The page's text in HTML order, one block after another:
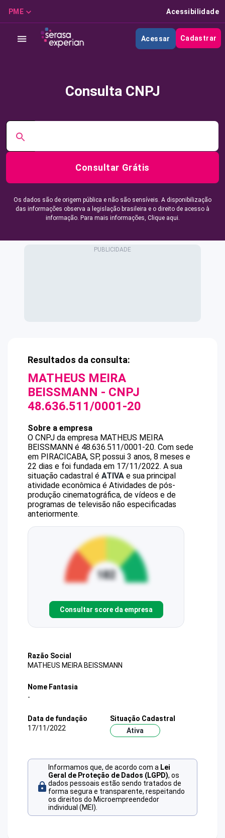
PME Acessibilidade
Acessar Cadastrar
Consulta CNPJ
Consultar Grátis
Os dados são de origem pública e não são sensíveis. A disponibilização
das informações observa a legislação brasileira e o direito de acesso à
informação. Para mais informações, Clique aqui.
Resultados da consulta:
MATHEUS MEIRA
BEISSMANN - CNPJ
48.636.511/0001-20
Sobre a empresa
O CNPJ da empresa MATHEUS MEIRA
BEISSMANN é 48.636.511/0001-20. Com sede
em PIRACICABA, SP, possui 3 anos, 8 meses e
22 dias e foi fundada em 17/11/2022. A sua
situação cadastral é ATIVA e sua principal
atividade econômica é Atividades de pós-
produção cinematográfica, de vídeos e de
programas de televisão não especificadas
anteriormente.
Consultar score da empresa
Razão Social
MATHEUS MEIRA BEISSMANN
Nome Fantasia
-
Data de fundação
17/11/2022
Situação Cadastral
Ativa
Informamos que, de acordo com a Lei
Geral de Proteção de Dados (LGPD), os
dados pessoais estão sendo tratados de
forma segura e transparente, respeitando
os direitos do Microempreendedor
individual (MEI).